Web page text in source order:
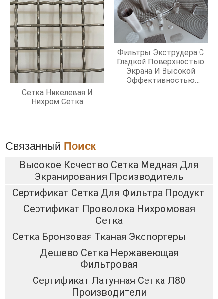
Сетка Никелевая И
Нихром Сетка
Фильтры Экструдера С
Гладкой Поверхностью
Экрана И Высокой
Эффективностью
Связанный Поиск
Высокое Ксчество Сетка Медная Для
Экранирования Производитель
Сертификат Сетка Для Фильтра Продукт
Сертификат Проволока Нихромовая
Сетка
Сетка Бронзовая Тканая Экспортеры
Дешево Сетка Нержавеющая
Фильтровая
Сертификат Латунная Сетка Л80
Производители